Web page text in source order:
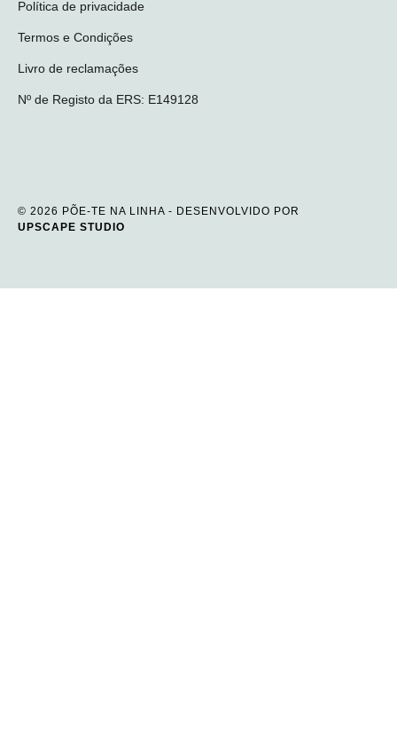
Política de privacidade
Termos e Condições
Livro de reclamações
Nº de Registo da ERS: E149128
© 2026 PÕE-TE NA LINHA - DESENVOLVIDO POR
UPSCAPE STUDIO